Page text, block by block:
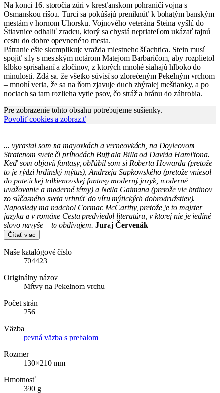
Na konci 16. storočia zúri v kresťanskom pohraničí vojna s
Osmanskou ríšou. Turci sa pokúšajú preniknúť k bohatým banským
mestám v hornom Uhorsku. Vojnového veterána Steina vyšlú do
Štiavnice odhaliť zradcu, ktorý sa chystá nepriateľom ukázať tajnú
cestu do dobre opevneného mesta.
Pátranie ešte skomplikuje vražda miestneho šľachtica. Stein musí
spojiť sily s mestským notárom Matejom Barbaričom, aby rozplietol
klbko sprisahaní a zločinov, z ktorých mnohé siahajú hlboko do
minulosti. Zdá sa, že všetko súvisí so zlorečeným Pekelným vrchom
– mnohí veria, že sa na ňom zjavuje duch zhýralej meštianky, a po
nociach sa tam rozlieha vytie psov, čo strážia bránu do záhrobia.
Pre zobrazenie tohto obsahu potrebujeme sušienky.
Povoliť cookies a zobraziť
... vyrastal som na mayovkách a verneovkách, na Doyleovom
Stratenom svete či príhodách Buff ala Billa od Davida Hamiltona.
Keď som objavil fantasy, obľúbil som si Roberta Howarda (pretože
to je rýdzi hrdinský mýtus), Andrzeja Sapkowského (pretože vniesol
do patetickej tolkienovskej fantasy moderný jazyk, moderné
uvažovanie a moderné témy) a Neila Gaimana (pretože vie hrdinov
zo súčasného sveta vrhnúť do víru mýtických dobrodružstiev).
Naposledy ma nadchol Cormac McCarthy, pretože je to majster
jazyka a v románe Cesta predviedol literatúru, v ktorej nie je jediné
slovo navyše – to obdivujem. Juraj Červenák
Čítať viac
Naše katalógové číslo
704423
Originálny názov
Mŕtvy na Pekelnom vrchu
Počet strán
256
Väzba
pevná väzba s prebalom
Rozmer
130×210 mm
Hmotnosť
390 g